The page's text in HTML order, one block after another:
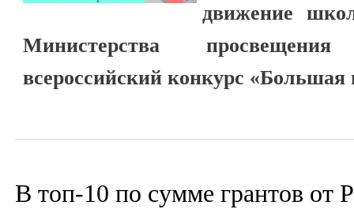
движение
Министерства
всероссийский конкурс
В топ-10 по сумме грантов от